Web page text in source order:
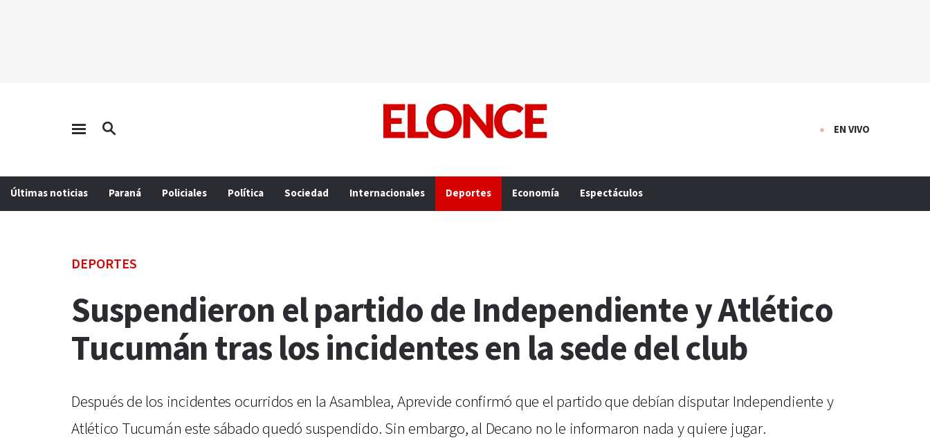
EN VIVO
Últimas noticias Paraná Policiales Política Sociedad Internacionales Deportes Economía Espectáculos
DEPORTES
Suspendieron el partido de Independiente y Atlético
Tucumán tras los incidentes en la sede del club
Después de los incidentes ocurridos en la Asamblea, Aprevide confirmó que el partido que debían disputar Independiente y
Atlético Tucumán este sábado quedó suspendido. Sin embargo, al Decano no le informaron nada y quiere jugar.